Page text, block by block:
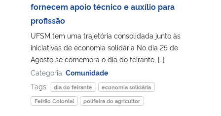
fornecem apoio técnico e auxílio para
profissão
UFSM tem uma trajetória consolidada junto às
iniciativas de economia solidária No dia 25 de
Agosto se comemora o dia do feirante, […]
Categoria: Comunidade
Tags:
dia do feirante
economia solidária
Feirão Colonial
polifeira do agricultor